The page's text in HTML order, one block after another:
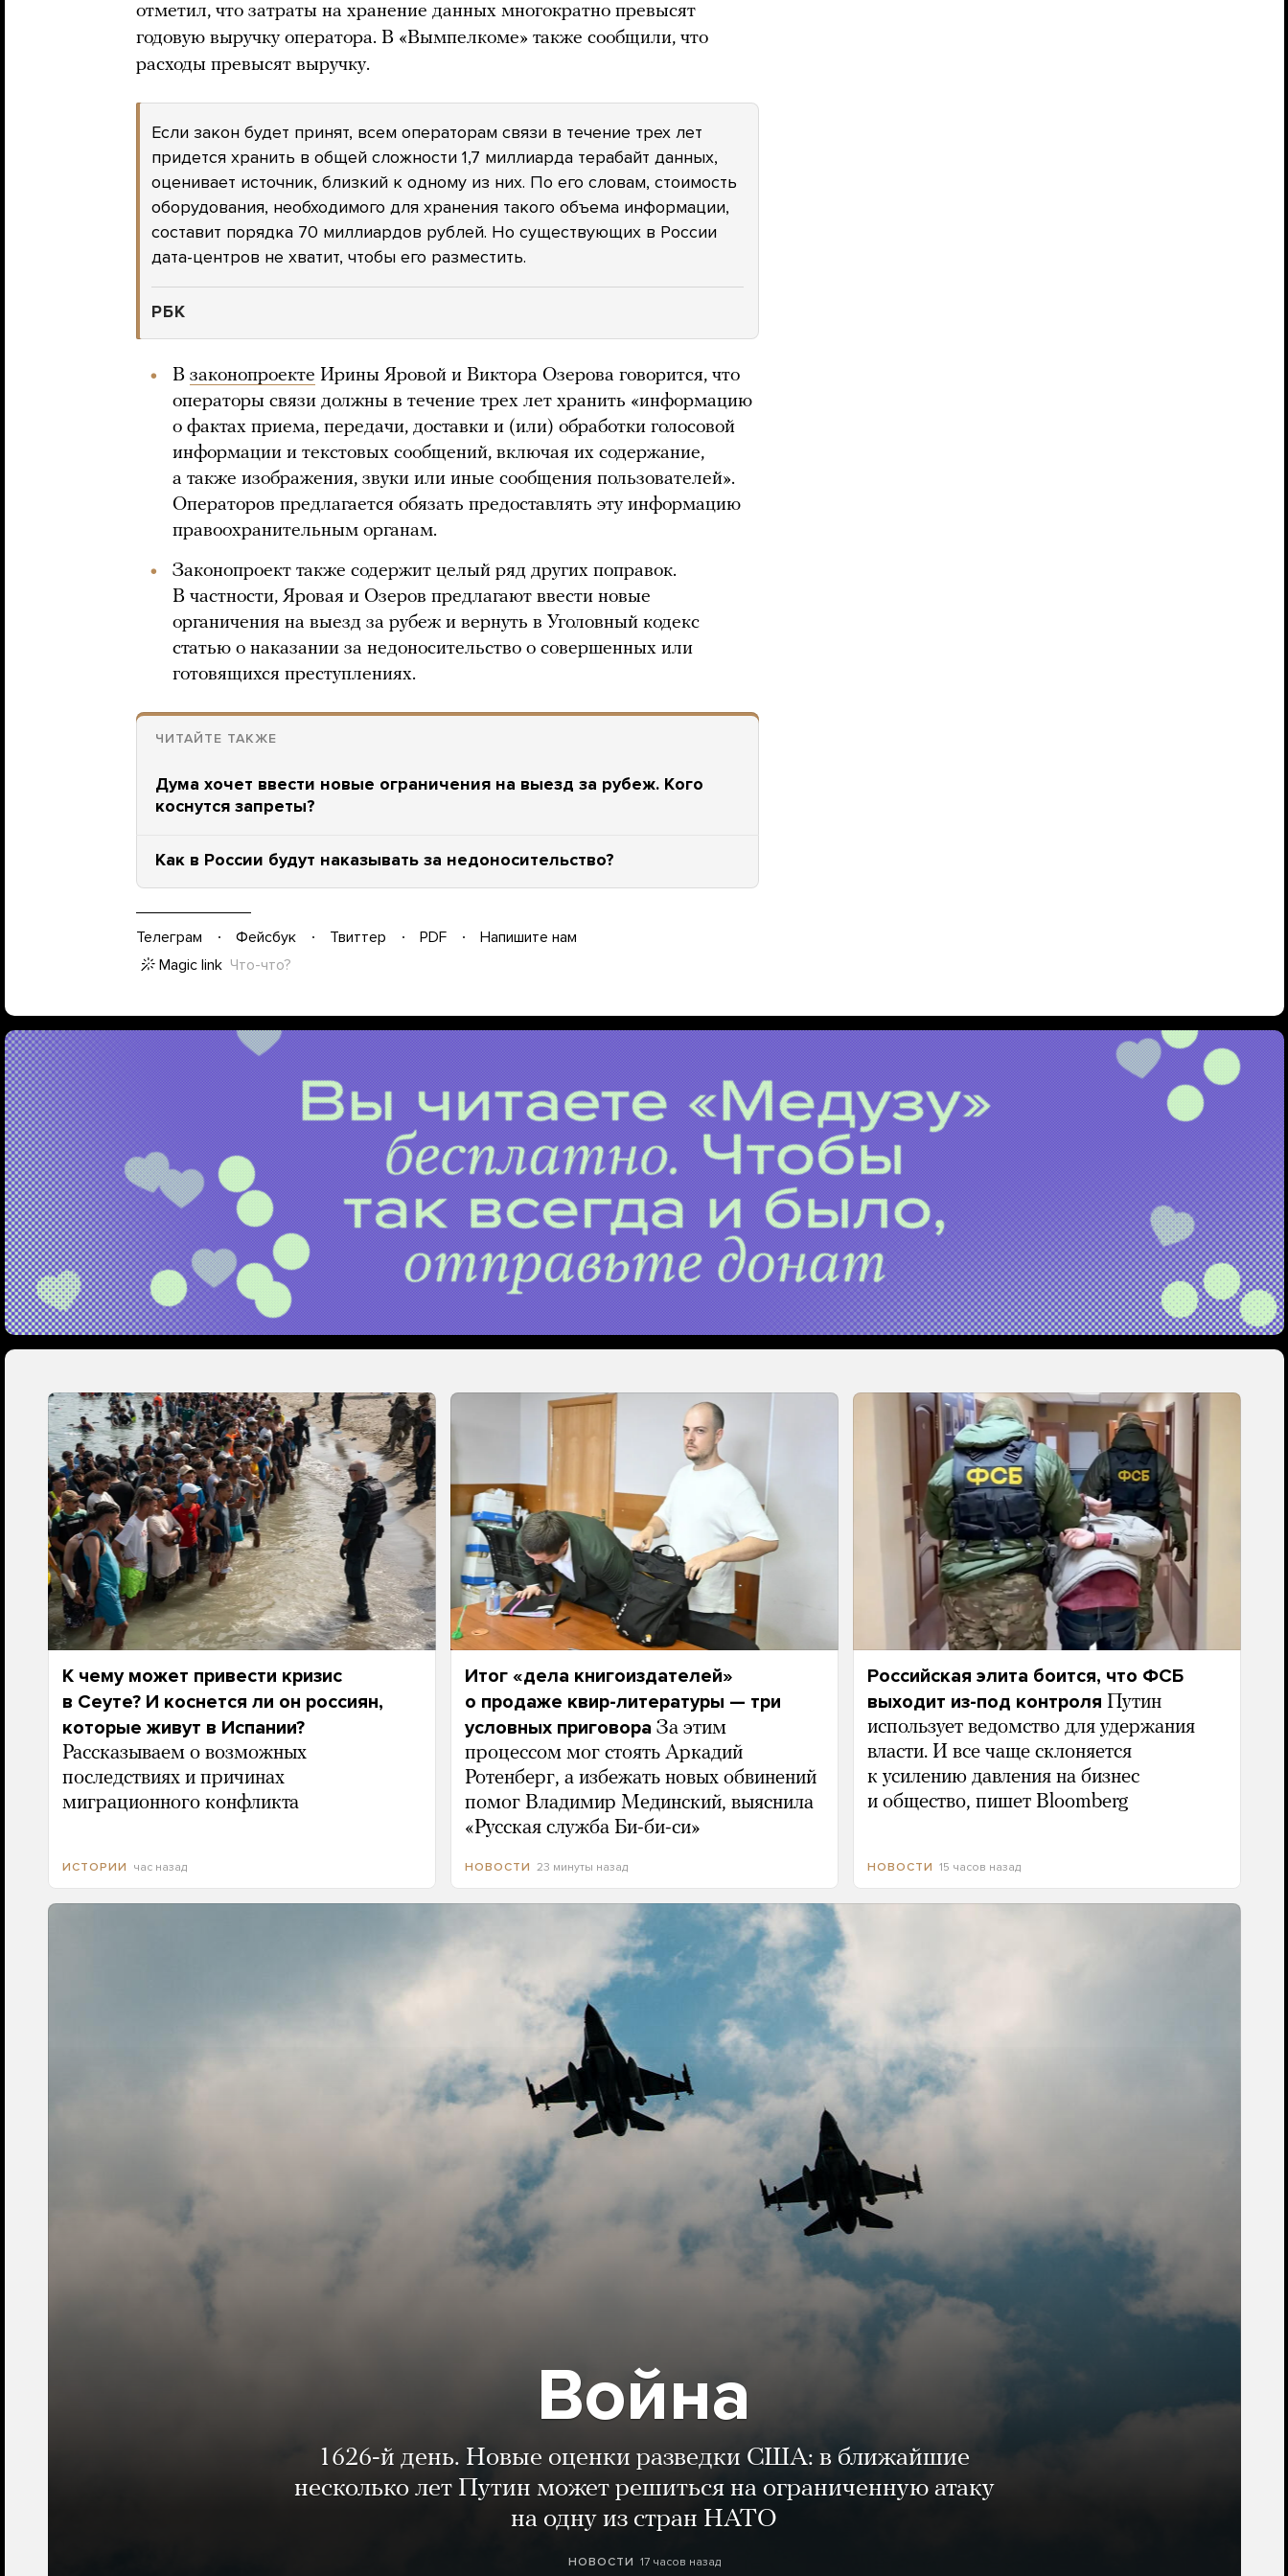
отметил, что затраты на хранение данных многократно превысят
годовую выручку оператора. В «Вымпелкоме» также сообщили, что
расходы превысят выручку.
Если закон будет принят, всем операторам связи в течение трех лет
придется хранить в общей сложности 1,7 миллиарда терабайт данных,
оценивает источник, близкий к одному из них. По его словам, стоимость
оборудования, необходимого для хранения такого объема информации,
составит порядка 70 миллиардов рублей. Но существующих в России
дата-центров не хватит, чтобы его разместить.
РБК
В законопроекте Ирины Яровой и Виктора Озерова говорится, что
операторы связи должны в течение трех лет хранить «информацию
о фактах приема, передачи, доставки и (или) обработки голосовой
информации и текстовых сообщений, включая их содержание,
а также изображения, звуки или иные сообщения пользователей».
Операторов предлагается обязать предоставлять эту информацию
правоохранительным органам.
Законопроект также содержит целый ряд других поправок.
В частности, Яровая и Озеров предлагают ввести новые
органичения на выезд за рубеж и вернуть в Уголовный кодекс
статью о наказании за недоносительство о совершенных или
готовящихся преступлениях.
ЧИТАЙТЕ ТАКЖЕ
Дума хочет ввести новые ограничения на выезд за рубеж. Кого
коснутся запреты?
Как в России будут наказывать за недоносительство?
Телеграм Фейсбук Твиттер PDF
Напишите нам
Magic link Что-что?
К чему может привести кризис
в Сеуте? И коснется ли он россиян,
которые живут в Испании?
Рассказываем о возможных
последствиях и причинах
миграционного конфликта
ИСТОРИИ час назад
Итог «дела книгоиздателей»
о продаже квир-литературы — три
условных приговора За этим
процессом мог стоять Аркадий
Ротенберг, а избежать новых обвинений
помог Владимир Мединский, выяснила
«Русская служба Би-би-си»
НОВОСТИ 23 минуты назад
Российская элита боится, что ФСБ
выходит из-под контроля Путин
использует ведомство для удержания
власти. И все чаще склоняется
к усилению давления на бизнес
и общество, пишет Bloomberg
НОВОСТИ 15 часов назад
Война
1626-й день. Новые оценки разведки США: в ближайшие
несколько лет Путин может решиться на ограниченную атаку
на одну из стран НАТО
НОВОСТИ 17 часов назад